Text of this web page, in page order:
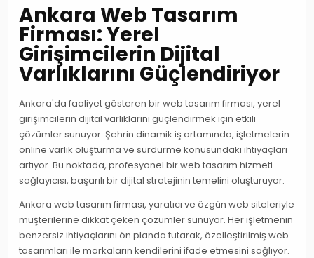
Ankara Web Tasarım
Firması: Yerel
Girişimcilerin Dijital
Varlıklarını Güçlendiriyor
Ankara'da faaliyet gösteren bir web tasarım firması, yerel
girişimcilerin dijital varlıklarını güçlendirmek için etkili
çözümler sunuyor. Şehrin dinamik iş ortamında, işletmelerin
online varlık oluşturma ve sürdürme konusundaki ihtiyaçları
artıyor. Bu noktada, profesyonel bir web tasarım hizmeti
sağlayıcısı, başarılı bir dijital stratejinin temelini oluşturuyor.
Ankara web tasarım firması, yaratıcı ve özgün web siteleriyle
müşterilerine dikkat çeken çözümler sunuyor. Her işletmenin
benzersiz ihtiyaçlarını ön planda tutarak, özelleştirilmiş web
tasarımları ile markaların kendilerini ifade etmesini sağlıyor.